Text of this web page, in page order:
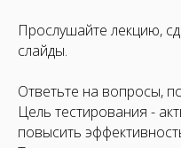
Прослушайте лекцию,
слайды.
Ответьте на вопросы,
Цель тестирования -
повысить